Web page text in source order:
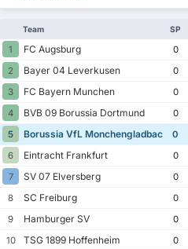
Team SP
1 FC Augsburg 0
2
Bayer 04 Leverkusen 0
3
FC Bayern Munchen 0
4
BVB 09 Borussia Dortmund 0
5
Borussia VfL Monchengladbach 0
6
Eintracht Frankfurt 0
7
SV 07 Elversberg 0
8
SC Freiburg 0
9
Hamburger SV 0
10
TSG 1899 Hoffenheim 0